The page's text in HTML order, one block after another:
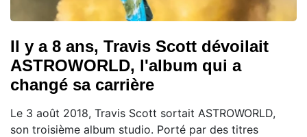
Il y a 8 ans, Travis Scott dévoilait
ASTROWORLD, l'album qui a
changé sa carrière
Le 3 août 2018, Travis Scott sortait ASTROWORLD,
son troisième album studio. Porté par des titres